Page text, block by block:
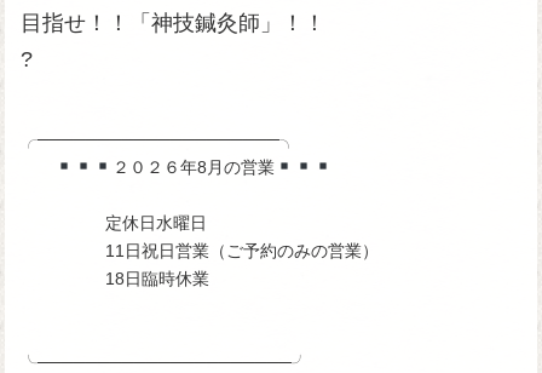
目指せ！！「神技鍼灸師」！！
?
╭────────────────────╮
２０２６年8月の営業
定休日水曜日
11日祝日営業（ご予約のみの営業）
18日臨時休業
╰─────────────────────╯